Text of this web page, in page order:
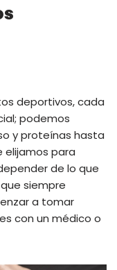
deportivos, cada
podemos
y proteínas hasta
elijamos para
de lo que
siempre
a tomar
con un médico o